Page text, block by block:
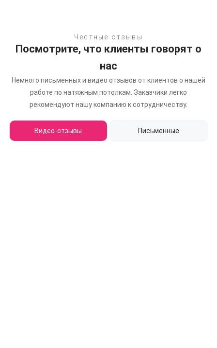
Честные отзывы
Посмотрите, что клиенты говорят о
нас
Немного письменных и видео отзывов от клиентов о нашей
работе по натяжным потолкам. Заказчики легко
рекомендуют нашу компанию к сотрудничеству.
Видео-отзывы Письменные